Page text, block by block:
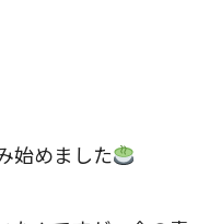
始めました